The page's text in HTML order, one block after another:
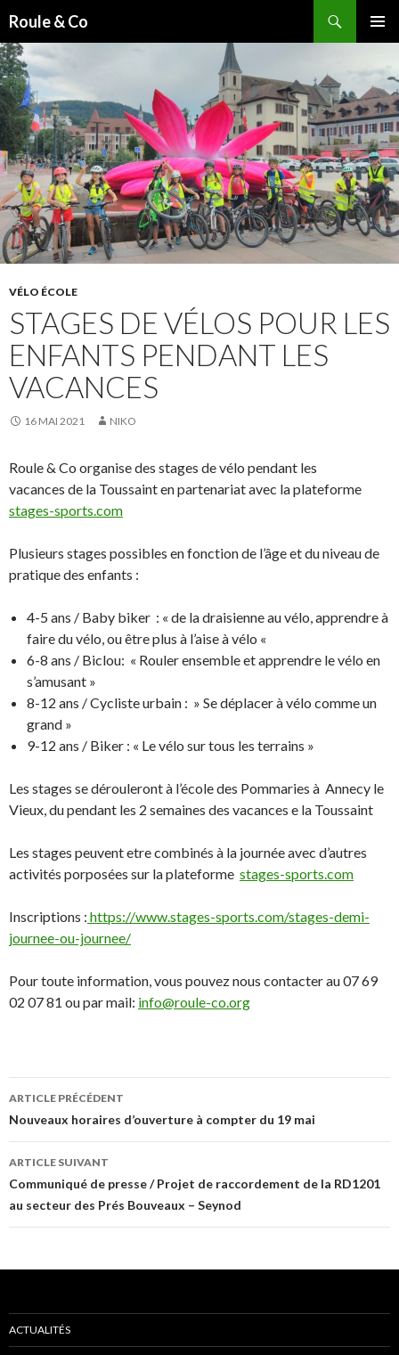
Roule & Co
AU
CONTENU
PRINCIPAL
VÉLO ÉCOLE
STAGES DE VÉLOS POUR LES
ENFANTS PENDANT LES
VACANCES
16 MAI 2021 NIKO
Roule & Co organise des stages de vélo pendant les
vacances de la Toussaint en partenariat avec la plateforme
stages-sports.com
Plusieurs stages possibles en fonction de l’âge et du niveau de
pratique des enfants :
4-5 ans / Baby biker : « de la draisienne au vélo, apprendre à
faire du vélo, ou être plus à l’aise à vélo «
6-8 ans / Biclou: « Rouler ensemble et apprendre le vélo en
s’amusant »
8-12 ans / Cycliste urbain : » Se déplacer à vélo comme un
grand »
9-12 ans / Biker : « Le vélo sur tous les terrains »
Les stages se dérouleront à l’école des Pommaries à Annecy le
Vieux, du pendant les 2 semaines des vacances e la Toussaint
Les stages peuvent etre combinés à la journée avec d’autres
activités porposées sur la plateforme stages-sports.com
Inscriptions : https://www.stages-sports.com/stages-demi-
journee-ou-journee/
Pour toute information, vous pouvez nous contacter au 07 69
02 07 81 ou par mail: info@roule-co.org
Navigation
de
l’article
ARTICLE PRÉCÉDENT
Nouveaux horaires d’ouverture à compter du 19 mai
ARTICLE SUIVANT
Communiqué de presse / Projet de raccordement de la RD1201
au secteur des Prés Bouveaux – Seynod
ACTUALITÉS